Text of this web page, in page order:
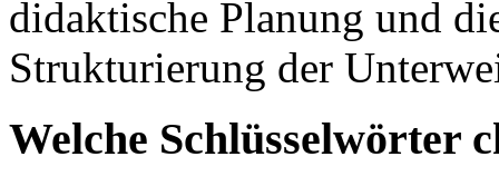
didaktische Planung und
Strukturierung der
Welche Schlüsselwörter